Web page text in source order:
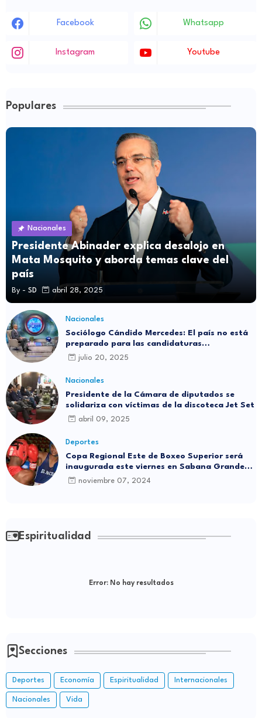
Facebook Whatsapp
Instagram Youtube
Populares
Nacionales
Presidente Abinader explica desalojo en
Mata Mosquito y aborda temas clave del
país
By - SD abril 28, 2025
Nacionales
Sociólogo Cándido Mercedes: El país no está
preparado para las candidaturas
independientes
julio 20, 2025
Nacionales
Presidente de la Cámara de diputados se
solidariza con víctimas de la discoteca Jet Set
abril 09, 2025
Deportes
Copa Regional Este de Boxeo Superior será
inaugurada este viernes en Sabana Grande
de Boyá
noviembre 07, 2024
Espiritualidad
Error:No hay resultados
Secciones
Deportes Economía Espiritualidad Internacionales
Nacionales Vida